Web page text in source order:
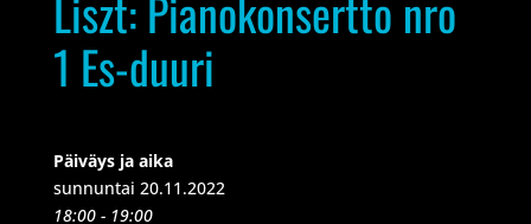
1 Es-duuri
Päiväys ja aika
sunnuntai 20.11.2022
18:00 - 19:00